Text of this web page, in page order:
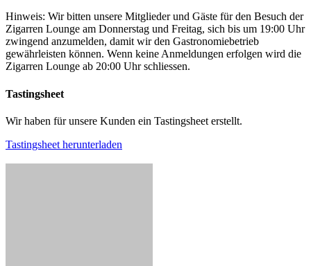
Hinweis: Wir bitten unsere Mitglieder und Gäste für den Besuch der
Zigarren Lounge am Donnerstag und Freitag, sich bis um 19:00 Uhr
zwingend anzumelden, damit wir den Gastronomiebetrieb
gewährleisten können. Wenn keine Anmeldungen erfolgen wird die
Zigarren Lounge ab 20:00 Uhr schliessen.
Tastingsheet
Wir haben für unsere Kunden ein Tastingsheet erstellt.
Tastingsheet herunterladen